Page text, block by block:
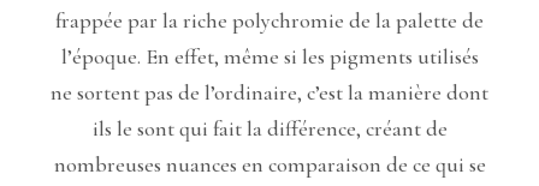
frappée par la riche polychromie de la palette de
l’époque. En effet, même si les pigments utilisés
ne sortent pas de l’ordinaire, c’est la manière dont
ils le sont qui fait la différence, créant de
nombreuses nuances en comparaison de ce qui se